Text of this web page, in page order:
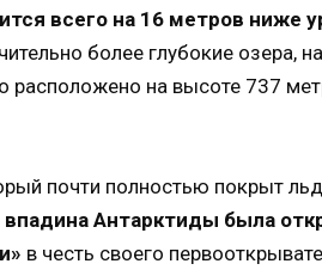
всего на 16 метров ниже
более глубокие озера,
расположено на высоте 737
почти полностью покрыт
впадина Антарктиды была
в честь своего